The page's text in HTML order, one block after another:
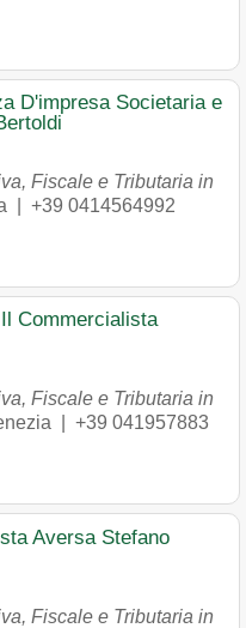
D'impresa Societaria e
Fiscale e Tributaria in
+39 0414564992
Commercialista
Fiscale e Tributaria in
+39 041957883
Aversa Stefano
Fiscale e Tributaria in